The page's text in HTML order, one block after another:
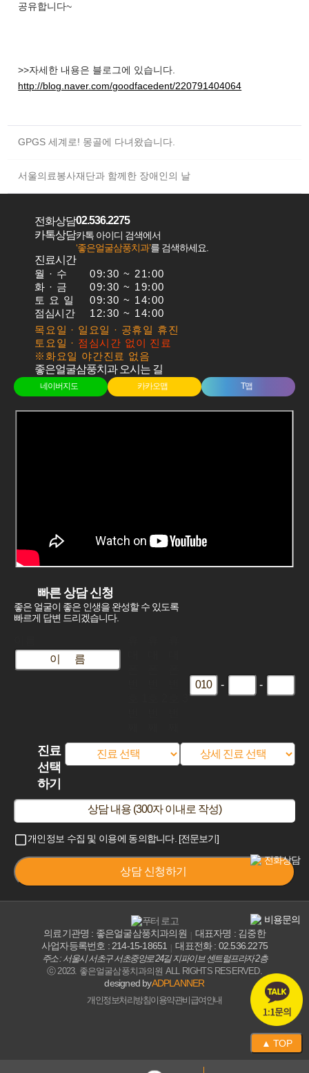
공유합니다~
>>자세한 내용은 블로그에 있습니다.
http://blog.naver.com/goodfacedent/220791404064
GPGS 세계로! 몽골에 다녀왔습니다.
서울의료봉사재단과 함께한 장애인의 날
전화상담02.536.2275
카톡상담카톡 아이디 검색에서
‘좋은얼굴삼풍치과’를 검색하세요.
진료시간
월 · 수
09:30 ~ 21:00
화·금
09:30 ~ 19:00
토요일
09:30 ~ 14:00
점심시간
12:30 ~ 14:00
목요일 · 일요일 · 공휴일 휴진
토요일 · 점심시간 없이 진료
※화요일 야간진료 없음
좋은얼굴삼풍치과 오시는 길
네이버지도 카카오맵 T맵
빠른 상담 신청
좋은 얼굴이 좋은 인생을 완성할 수 있도록
빠르게 답변 드리겠습니다.
- -
진료
선택
하기
개인정보 수집 및 이용에 동의합니다. [전문보기]
상담 신청하기
의료기관명 : 좋은얼굴삼풍치과의원
대표자명 : 김중한
사업자등록번호 : 214-15-18651
대표전화 : 02.536.2275
주소 : 서울시 서초구 서초중앙로 24길 지파이브 센트럴프라자 2층
ⓒ 2023. 좋은얼굴삼풍치과의원 ALL RIGHTS RESERVED.
designed byADPLANNER
개인정보처리방침이용약관비급여안내
▲ TOP